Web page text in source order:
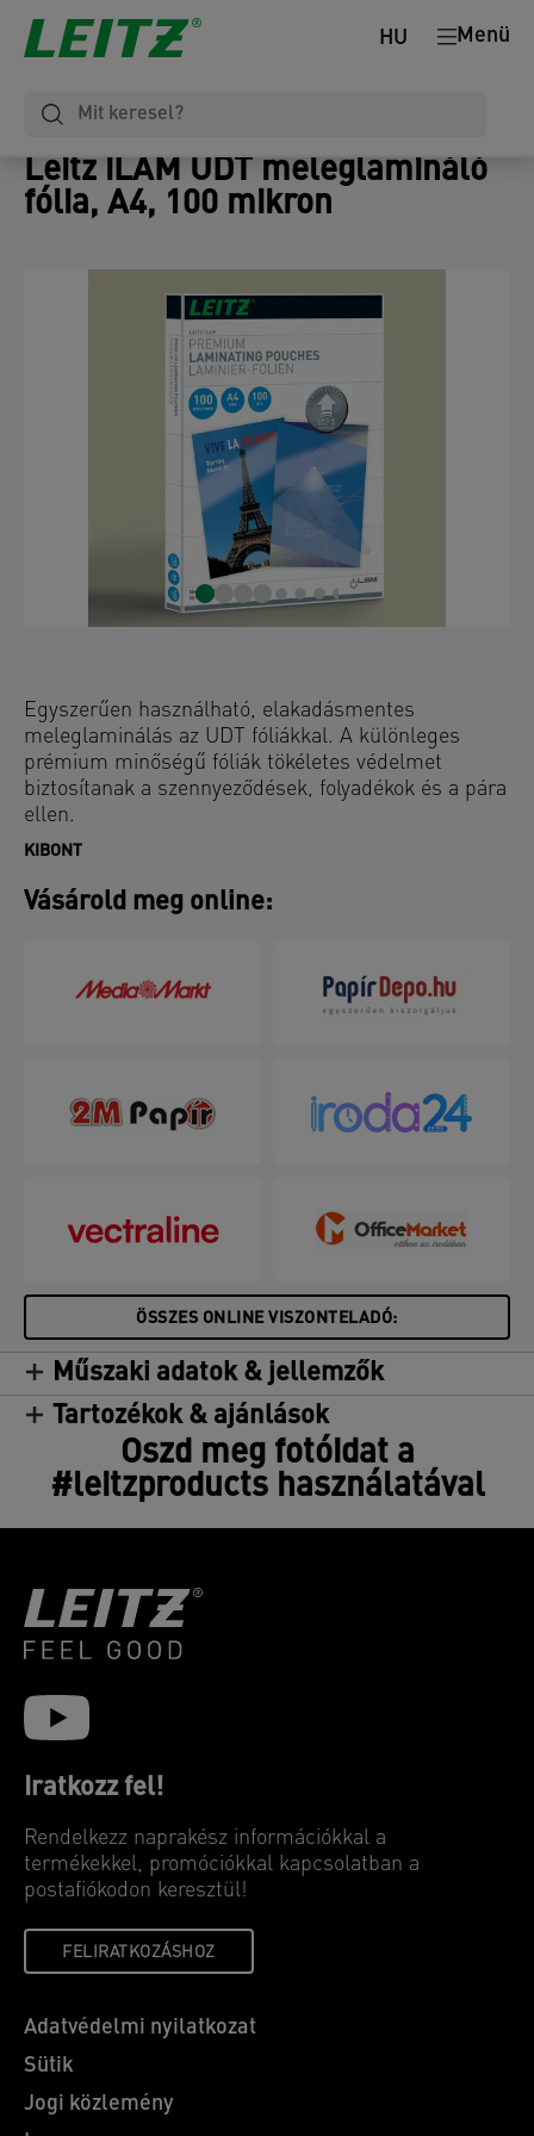
Menü
HU
Leitz iLAM UDT meleglamináló
fólia, A4, 100 mikron
Egyszerűen használható, elakadásmentes
meleglaminálás az UDT fóliákkal. A különleges
prémium minőségű fóliák tökéletes védelmet
biztosítanak a szennyeződések, folyadékok és a pára
ellen.
KIBONT
Vásárold meg online:
ÖSSZES ONLINE VISZONTELADÓ:
Műszaki adatok & jellemzők
Tartozékok & ajánlások
Oszd meg fotóidat a
#leitzproducts használatával
Iratkozz fel!
Rendelkezz naprakész információkkal a
termékekkel, promóciókkal kapcsolatban a
postafiókodon keresztül!
FELIRATKOZÁSHOZ
Adatvédelmi nyilatkozat
Sütik
Jogi közlemény